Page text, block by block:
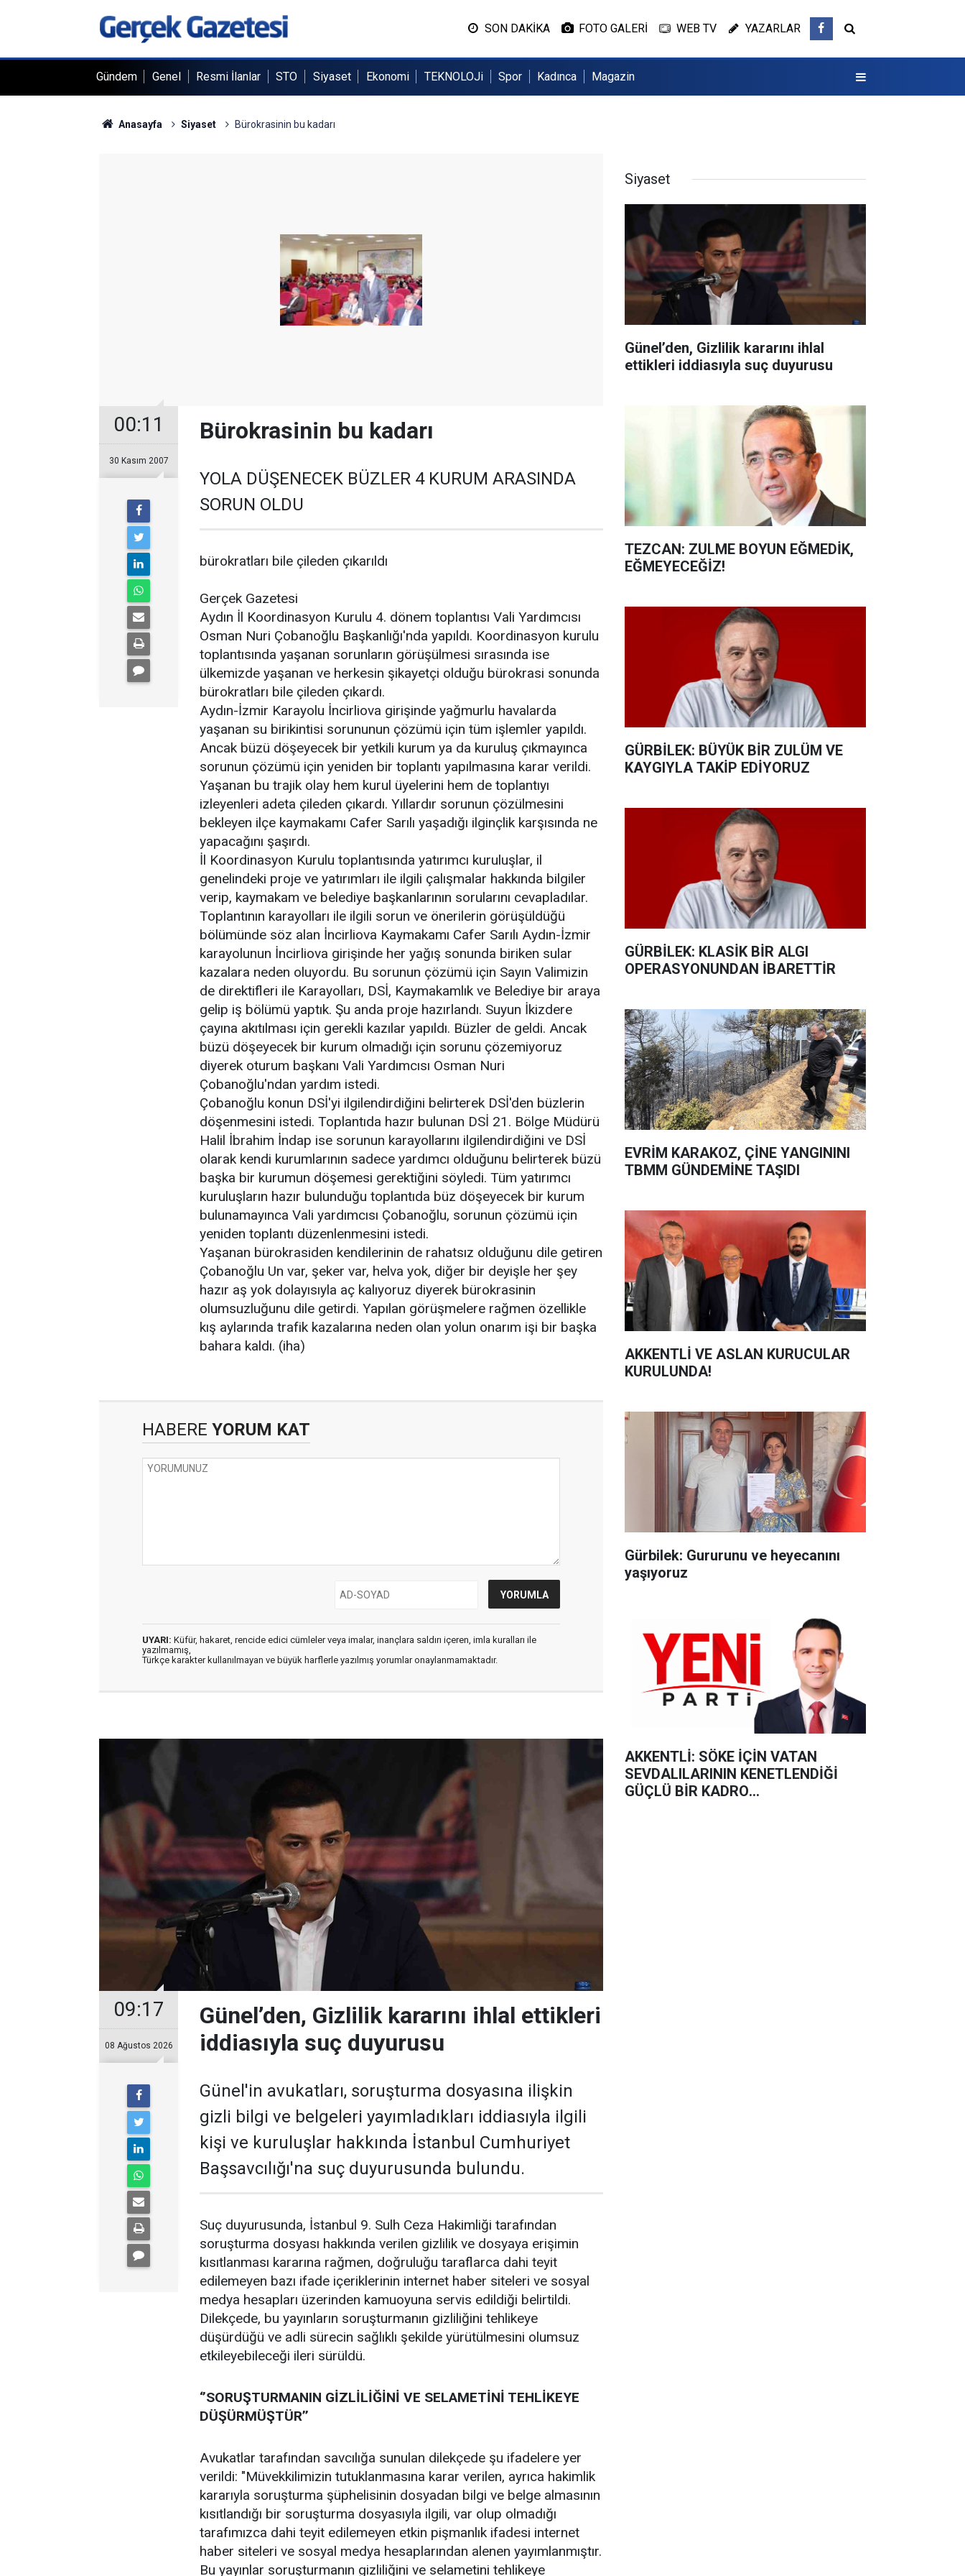
SON DAKİKA FOTO GALERİ WEB TV YAZARLAR
Gündem Genel Resmi İlanlar STO Siyaset Ekonomi TEKNOLOJi Spor Kadınca Magazin
Anasayfa Siyaset Bürokrasinin bu kadarı
00:11
30 Kasım 2007
Bürokrasinin bu kadarı
YOLA DÜŞENECEK BÜZLER 4 KURUM ARASINDA
SORUN OLDU
bürokratları bile çileden çıkarıldı
Gerçek Gazetesi
Aydın İl Koordinasyon Kurulu 4. dönem toplantısı Vali Yardımcısı
Osman Nuri Çobanoğlu Başkanlığı'nda yapıldı. Koordinasyon kurulu
toplantısında yaşanan sorunların görüşülmesi sırasında ise
ülkemizde yaşanan ve herkesin şikayetçi olduğu bürokrasi sonunda
bürokratları bile çileden çıkardı.
Aydın-İzmir Karayolu İncirliova girişinde yağmurlu havalarda
yaşanan su birikintisi sorununun çözümü için tüm işlemler yapıldı.
Ancak büzü döşeyecek bir yetkili kurum ya da kuruluş çıkmayınca
sorunun çözümü için yeniden bir toplantı yapılmasına karar verildi.
Yaşanan bu trajik olay hem kurul üyelerini hem de toplantıyı
izleyenleri adeta çileden çıkardı. Yıllardır sorunun çözülmesini
bekleyen ilçe kaymakamı Cafer Sarılı yaşadığı ilginçlik karşısında ne
yapacağını şaşırdı.
İl Koordinasyon Kurulu toplantısında yatırımcı kuruluşlar, il
genelindeki proje ve yatırımları ile ilgili çalışmalar hakkında bilgiler
verip, kaymakam ve belediye başkanlarının sorularını cevapladılar.
Toplantının karayolları ile ilgili sorun ve önerilerin görüşüldüğü
bölümünde söz alan İncirliova Kaymakamı Cafer Sarılı Aydın-İzmir
karayolunun İncirliova girişinde her yağış sonunda biriken sular
kazalara neden oluyordu. Bu sorunun çözümü için Sayın Valimizin
de direktifleri ile Karayolları, DSİ, Kaymakamlık ve Belediye bir araya
gelip iş bölümü yaptık. Şu anda proje hazırlandı. Suyun İkizdere
çayına akıtılması için gerekli kazılar yapıldı. Büzler de geldi. Ancak
büzü döşeyecek bir kurum olmadığı için sorunu çözemiyoruz
diyerek oturum başkanı Vali Yardımcısı Osman Nuri
Çobanoğlu'ndan yardım istedi.
Çobanoğlu konun DSİ'yi ilgilendirdiğini belirterek DSİ'den büzlerin
döşenmesini istedi. Toplantıda hazır bulunan DSİ 21. Bölge Müdürü
Halil İbrahim İndap ise sorunun karayollarını ilgilendirdiğini ve DSİ
olarak kendi kurumlarının sadece yardımcı olduğunu belirterek büzü
başka bir kurumun döşemesi gerektiğini söyledi. Tüm yatırımcı
kuruluşların hazır bulunduğu toplantıda büz döşeyecek bir kurum
bulunamayınca Vali yardımcısı Çobanoğlu, sorunun çözümü için
yeniden toplantı düzenlenmesini istedi.
Yaşanan bürokrasiden kendilerinin de rahatsız olduğunu dile getiren
Çobanoğlu Un var, şeker var, helva yok, diğer bir deyişle her şey
hazır aş yok dolayısıyla aç kalıyoruz diyerek bürokrasinin
olumsuzluğunu dile getirdi. Yapılan görüşmelere rağmen özellikle
kış aylarında trafik kazalarına neden olan yolun onarım işi bir başka
bahara kaldı. (iha)
HABERE YORUM KAT
UYARI: Küfür, hakaret, rencide edici cümleler veya imalar, inançlara saldırı içeren, imla kuralları ile
yazılmamış,
Türkçe karakter kullanılmayan ve büyük harflerle yazılmış yorumlar onaylanmamaktadır.
09:17
08 Ağustos 2026
Günel’den, Gizlilik kararını ihlal ettikleri
iddiasıyla suç duyurusu
Günel'in avukatları, soruşturma dosyasına ilişkin
gizli bilgi ve belgeleri yayımladıkları iddiasıyla ilgili
kişi ve kuruluşlar hakkında İstanbul Cumhuriyet
Başsavcılığı'na suç duyurusunda bulundu.
Suç duyurusunda, İstanbul 9. Sulh Ceza Hakimliği tarafından
soruşturma dosyası hakkında verilen gizlilik ve dosyaya erişimin
kısıtlanması kararına rağmen, doğruluğu taraflarca dahi teyit
edilemeyen bazı ifade içeriklerinin internet haber siteleri ve sosyal
medya hesapları üzerinden kamuoyuna servis edildiği belirtildi.
Dilekçede, bu yayınların soruşturmanın gizliliğini tehlikeye
düşürdüğü ve adli sürecin sağlıklı şekilde yürütülmesini olumsuz
etkileyebileceği ileri sürüldü.
‘’SORUŞTURMANIN GİZLİLİĞİNİ VE SELAMETİNİ TEHLİKEYE
DÜŞÜRMÜŞTÜR’’
Avukatlar tarafından savcılığa sunulan dilekçede şu ifadelere yer
verildi: "Müvekkilimizin tutuklanmasına karar verilen, ayrıca hakimlik
kararıyla soruşturma şüphelisinin dosyadan bilgi ve belge almasının
kısıtlandığı bir soruşturma dosyasıyla ilgili, var olup olmadığı
tarafımızca dahi teyit edilemeyen etkin pişmanlık ifadesi internet
haber siteleri ve sosyal medya hesaplarından alenen yayımlanmıştır.
Bu yayınlar soruşturmanın gizliliğini ve selametini tehlikeye
Siyaset
Günel’den, Gizlilik kararını ihlal
ettikleri iddiasıyla suç duyurusu
TEZCAN: ZULME BOYUN EĞMEDİK,
EĞMEYECEĞİZ!
GÜRBİLEK: BÜYÜK BİR ZULÜM VE
KAYGIYLA TAKİP EDİYORUZ
GÜRBİLEK: KLASİK BİR ALGI
OPERASYONUNDAN İBARETTİR
EVRİM KARAKOZ, ÇİNE YANGININI
TBMM GÜNDEMİNE TAŞIDI
AKKENTLİ VE ASLAN KURUCULAR
KURULUNDA!
Gürbilek: Gururunu ve heyecanını
yaşıyoruz
AKKENTLİ: SÖKE İÇİN VATAN
SEVDALILARININ KENETLENDİĞİ
GÜÇLÜ BİR KADRO